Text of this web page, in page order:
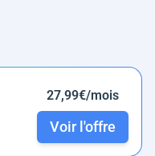
27,99€/mois
Voir l'offre